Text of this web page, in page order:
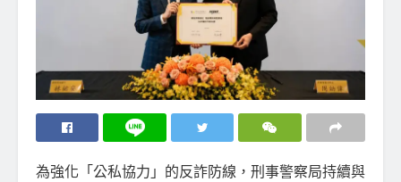
為強化「公私協力」的反詐防線，刑事警察局持續與